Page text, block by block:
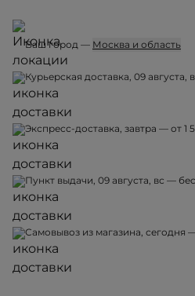
Ваш город — Москва и область
Курьерская доставка, 09 августа,
Экспресс-доставка, завтра — от 1
Пункт выдачи, 09 августа, вс —
Самовывоз из магазина, сегодня